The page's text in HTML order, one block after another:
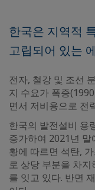
한국은 지역적
고립되어 있는
전자, 철강 및 조선
지 수요가 폭증
면서 저비용으로 전
한국의 발전설비 용
증가하여 2021년 말
황에 따르면 석탄,
로 상당 부분을 차
를 잇고 있다. 반면